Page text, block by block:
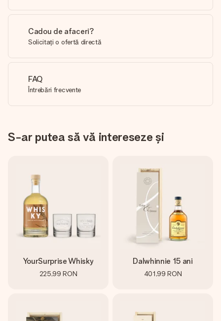
Cadou de afaceri?
Solicitați o ofertă directă
FAQ
Întrebări frecvente
S-ar putea să vă intereseze și
YourSurprise Whisky
225,99 RON
Dalwhinnie 15 ani
401,99 RON